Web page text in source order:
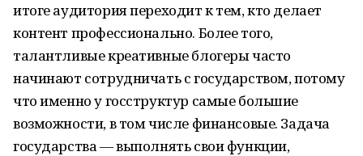
итоге аудитория переходит к тем, кто делает
контент профессионально. Более того,
талантливые креативные блогеры часто
начинают сотрудничать с государством, потому
что именно у госструктур самые большие
возможности, в том числе финансовые. Задача
государства — выполнять свои функции,